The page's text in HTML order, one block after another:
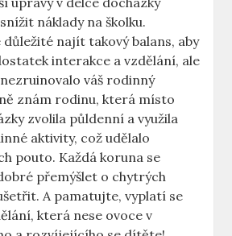
náklady na školku.
důležité najít takový balans, aby
interakce a vzdělání, ale
váš rodinný
znám rodinu, která místo
zvolila půldenní a využila
aktivity, což udělalo
pouto. Každá koruna se
přemýšlet o chytrých
A pamatujte, vyplatí se
která nese ovoce v